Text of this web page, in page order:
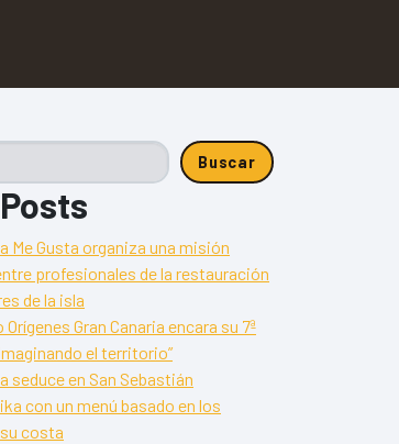
Buscar
Me Gusta organiza una misión
profesionales de la restauración
de la isla
Gran Canaria encara su 7ª
el territorio”
seduce en San Sebastián
con un menú basado en los
costa